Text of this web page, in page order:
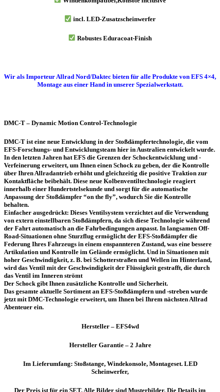
incl. LED-Zusatzscheinwerfer
Robustes Eduracoat-Finish
Wir als Importeur Allrad Nord/Daktec bieten für alle Produkte von EFS 4×4,
Montage aus einer Hand in unserer Spezialwerkstatt.
DMC-T – Dynamic Motion Control-Technologie
DMC-T ist eine neue Entwicklung in der Stoßdämpfertechnologie, die vom
EFS-Forschungs- und Entwicklungsteam hier in Australien entwickelt wurde.
In den letzten Jahren hat EFS die Grenzen der Schockentwicklung und -
Verfeinerung erweitert, um Ihnen einen Schock zu geben, der die Kontrolle
über Ihren Allradantrieb erhöht und gleichzeitig die positive Traktion zur
Kontaktfläche beibehält. Diese neue Kolbenventiltechnologie reagiert
innerhalb einer Hundertstelsekunde und sorgt für die automatische
Anpassung der Stoßdämpfer “on the fly”, wodurch Sie die Kontrolle
behalten.
Einfacher ausgedrückt: Dieses Ventilsystem verzichtet auf die Verwendung
von extern einstellbaren Stoßdämpfern, da sich diese Technologie während
der Fahrt automatisch an die Fahrbedingungen anpasst. In langsamen Off-
Road-Situationen ohne Sturzflug ermöglicht der EFS-Stoßdämpfer die
Federung Ihres Fahrzeugs in einem enspannteren Zustand, was eine bessere
Artikulation und Kontrolle im Gelände ermöglicht. Und in Situationen mit
hoher Geschwindigkeit, z. B. bei Schotterstraßen und Wellen im Hinterland,
wird das Ventil mit der Geschwindigkeit der Flüssigkeit gestrafft, die durch
das Ventil im Inneren strömt
Der Schock gibt Ihnen zusätzliche Kontrolle und Sicherheit.
Das gesamte aktuelle Sortiment an EFS-Stoßdämpfern und -streben wurde
jetzt mit DMC-Technologie erweitert, um Ihnen bei Ihrem nächsten Allrad
Abenteuer ein.
Hersteller – EFS4wd
Hersteller Garantie – 2 Jahre
Im Lieferumfang: Stoßstange, Windekonsole, Montageset. LED
Scheinwerfer,
Der Preis ist für ein SET. Alle Bilder sind Musterbilder. Die Details im